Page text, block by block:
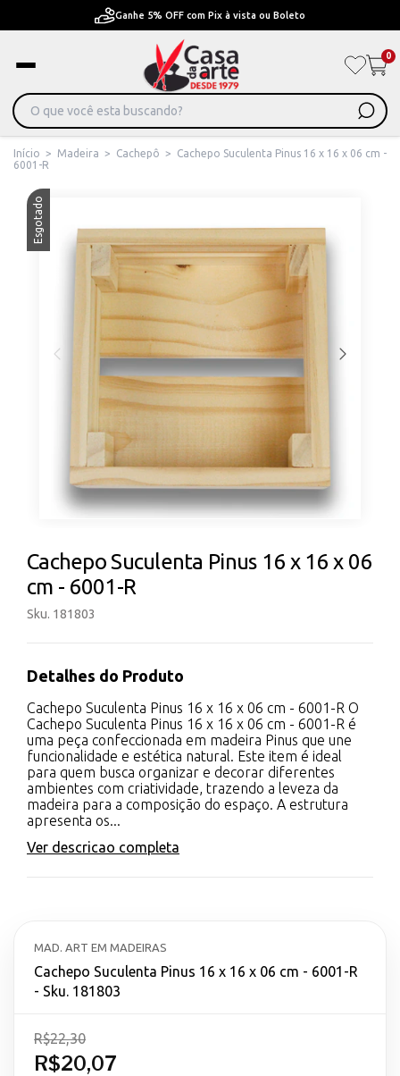
Ganhe 5% OFF com Pix à vista ou Boleto
0
Início > Madeira > Cachepô >
Cachepo Suculenta Pinus 16 x 16 x 06 cm -
6001-R
Esgotado
Cachepo Suculenta Pinus 16 x 16 x 06
cm - 6001-R
Sku. 181803
Detalhes do Produto
Cachepo Suculenta Pinus 16 x 16 x 06 cm - 6001-R O
Cachepo Suculenta Pinus 16 x 16 x 06 cm - 6001-R é
uma peça confeccionada em madeira Pinus que une
funcionalidade e estética natural. Este item é ideal
para quem busca organizar e decorar diferentes
ambientes com criatividade, trazendo a leveza da
madeira para a composição do espaço. A estrutura
apresenta os...
Ver descricao completa
MAD. ART EM MADEIRAS
Cachepo Suculenta Pinus 16 x 16 x 06 cm - 6001-R
- Sku. 181803
R$20,07
R$22,30